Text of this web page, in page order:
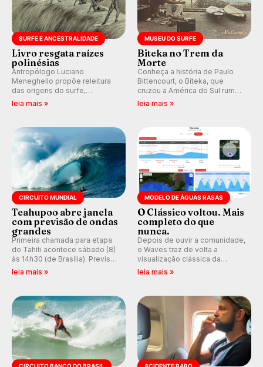
SURFE E ANCESTRALIDADE
Livro resgata raízes
polinésias
Antropólogo Luciano
Meneghello propõe releitura
das origens do surfe,
resgatando a cultura polinésia
prática em esporte e indústria.
leia mais »
MUSEU DO SURFE
Biteka no Trem da
Morte
Conheça a história de Paulo
Bittencourt, o Biteka, que
cruzou a América do Sul rumo
ao Pacífico em uma jornada
leia mais »
CIRCUITO MUNDIAL
Teahupoo abre janela
com previsão de ondas
grandes
Primeira chamada para etapa
do Tahiti acontece sábado (8)
às 14h30 (de Brasília). Previsão
indica swell consistente.
Kelly Slater convidado.
leia mais »
MODELO DE ÁGUAS RASAS
O Clássico voltou. Mais
completo do que
nunca.
Depois de ouvir a comunidade,
o Waves traz de volta a
visualização clássica da
previsão de águas rasas,
ondas para até 16 dias.
leia mais »